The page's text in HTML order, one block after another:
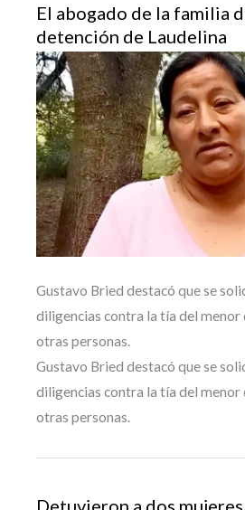
El abogado de la familia
detención de Laudelina
Gustavo Bried destacó que se
diligencias contra la tía del menor
otras personas.
Gustavo Bried destacó que se
diligencias contra la tía del menor
otras personas.
Detuvieron a dos